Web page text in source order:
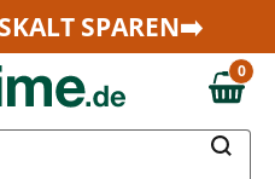
SPAREN➡️
0,00 €
0